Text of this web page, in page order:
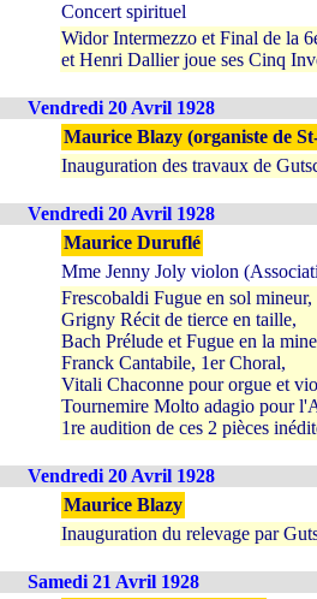
Concert spirituel
Widor Intermezzo et Final de la
et Henri Dallier joue ses Cinq
Vendredi 20 Avril 1928
Maurice Blazy (organiste de
Inauguration des travaux de
Vendredi 20 Avril 1928
Maurice Duruflé
Mme Jenny Joly violon
Frescobaldi Fugue en sol mineur,
Grigny Récit de tierce en taille,
Bach Prélude et Fugue en la
Franck Cantabile, 1er Choral,
Vitali Chaconne pour orgue et
Tournemire Molto adagio pour
1re audition de ces 2 pièces
Vendredi 20 Avril 1928
Maurice Blazy
Inauguration du relevage par
Samedi 21 Avril 1928